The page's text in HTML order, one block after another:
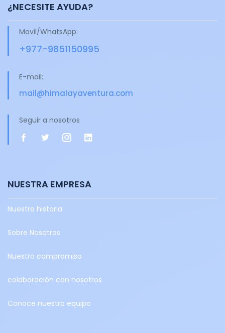
¿NECESITE AYUDA?
Movil/WhatsApp:
+977-9851150995
E-mail:
mail@himalayaventura.com
Seguir a nosotros
NUESTRA EMPRESA
Nuestra historia
Sobre Nosotros
Nuestro compromiso
colaboración con nosotros
Conoce nuestro equipo